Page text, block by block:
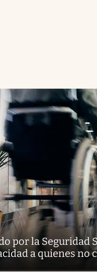
por la Seguridad
a quienes no